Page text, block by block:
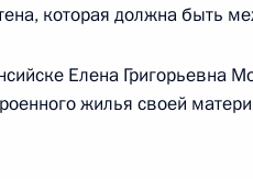
которая должна быть
Елена Григорьевна
жилья своей